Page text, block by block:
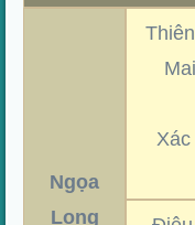
Ngọa
Long